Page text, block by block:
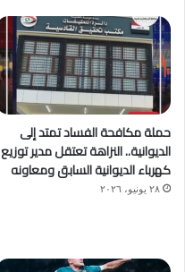
حملة مكافحة الفساد تمتد إلى
الديوانية.. النزاهة تعتقل مدير توزيع
كهرباء الديوانية السابق ومعاونه
٢٨ يونيو، ٢٠٢٦